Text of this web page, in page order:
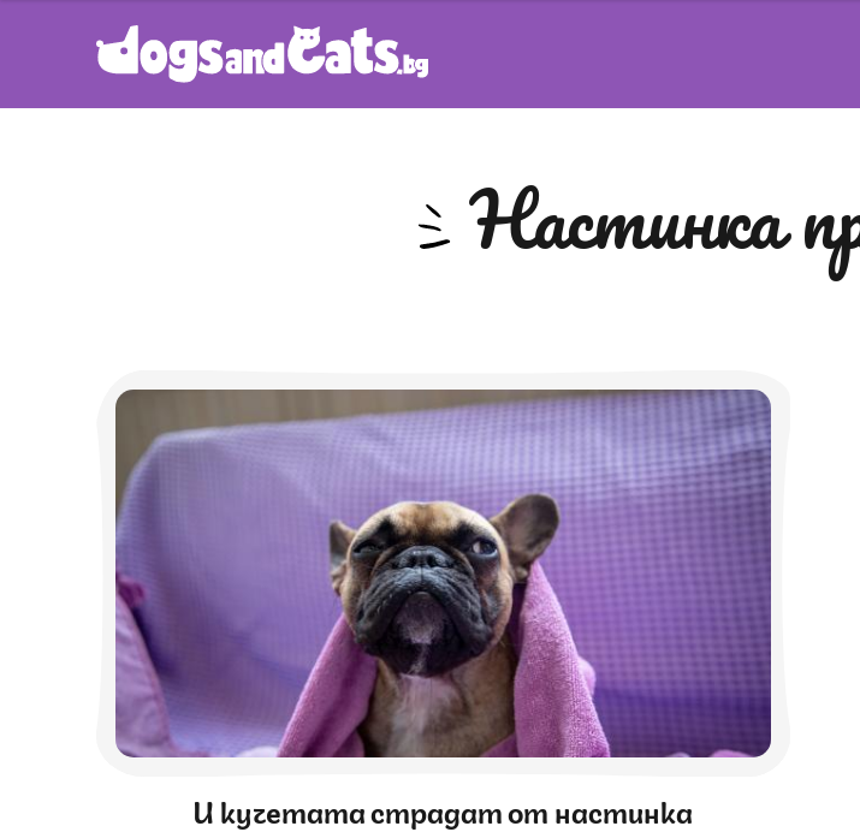
настинка
И кучетата страдат от настинка